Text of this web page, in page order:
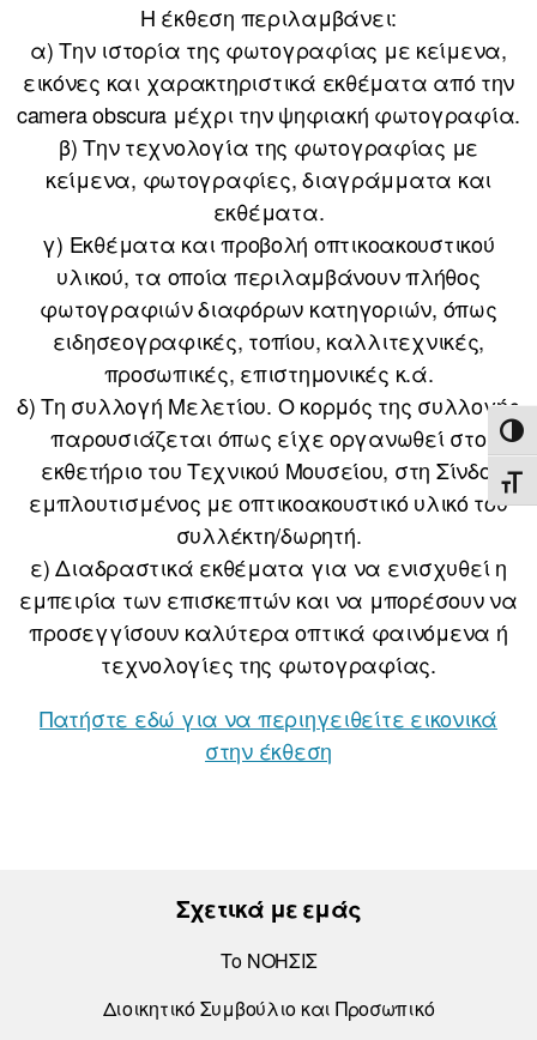
Η έκθεση περιλαμβάνει:
α) Την ιστορία της φωτογραφίας με κείμενα,
εικόνες και χαρακτηριστικά εκθέματα από την
camera obscura μέχρι την ψηφιακή φωτογραφία.
β) Την τεχνολογία της φωτογραφίας με
κείμενα, φωτογραφίες, διαγράμματα και
εκθέματα.
γ) Εκθέματα και προβολή οπτικοακουστικού
υλικού, τα οποία περιλαμβάνουν πλήθος
φωτογραφιών διαφόρων κατηγοριών, όπως
ειδησεογραφικές, τοπίου, καλλιτεχνικές,
προσωπικές, επιστημονικές κ.ά.
δ) Τη συλλογή Μελετίου. Ο κορμός της συλλογής
παρουσιάζεται όπως είχε οργανωθεί στο
εκθετήριο του Τεχνικού Μουσείου, στη Σίνδο,
εμπλουτισμένος με οπτικοακουστικό υλικό του
συλλέκτη/δωρητή.
ε) Διαδραστικά εκθέματα για να ενισχυθεί η
εμπειρία των επισκεπτών και να μπορέσουν να
προσεγγίσουν καλύτερα οπτικά φαινόμενα ή
τεχνολογίες της φωτογραφίας.
Πατήστε εδώ για να περιηγειθείτε εικονικά
στην έκθεση
Σχετικά με εμάς
Το ΝΟΗΣΙΣ
Διοικητικό Συμβούλιο και Προσωπικό